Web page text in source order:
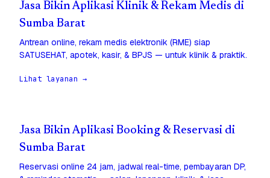
Jasa Bikin Aplikasi Klinik & Rekam Medis di
Sumba Barat
Antrean online, rekam medis elektronik (RME) siap
SATUSEHAT, apotek, kasir, & BPJS — untuk klinik & praktik.
Lihat layanan →
Jasa Bikin Aplikasi Booking & Reservasi di
Sumba Barat
Reservasi online 24 jam, jadwal real-time, pembayaran DP,